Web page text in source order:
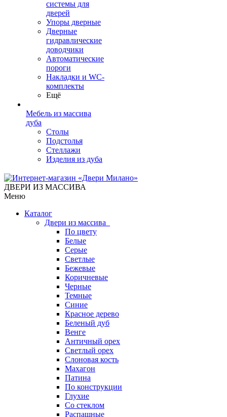
системы для
дверей
Упоры дверные
Дверные
гидравлические
доводчики
Автоматические
пороги
Накладки и WC-
комплекты
Ещё
Мебель из массива
дуба
Столы
Подстолья
Стеллажи
Изделия из дуба
ДВЕРИ ИЗ МАССИВА
Меню
Каталог
Двери из массива
По цвету
Белые
Серые
Светлые
Бежевые
Коричневые
Черные
Темные
Синие
Красное дерево
Беленый дуб
Венге
Античный орех
Светлый орех
Слоновая кость
Махагон
Патина
По конструкции
Глухие
Со стеклом
Распашные